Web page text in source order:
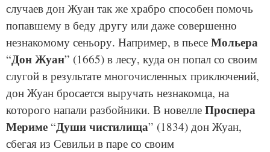
случаев дон Жуан так же храбро способен помочь
попавшему в беду другу или даже совершенно
незнакомому сеньору. Например, в пьесе Мольера
“Дон Жуан” (1665) в лесу, куда он попал со своим
слугой в результате многочисленных приключений,
дон Жуан бросается выручать незнакомца, на
которого напали разбойники. В новелле Проспера
Мериме “Души чистилища” (1834) дон Жуан,
сбегая из Севильи в паре со своим